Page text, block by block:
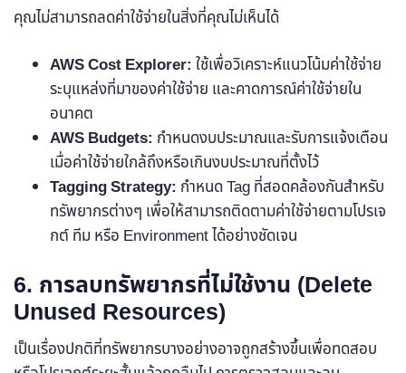
คุณไม่สามารถลดค่าใช้จ่ายในสิ่งที่คุณไม่เห็นได้
AWS Cost Explorer: ใช้เพื่อวิเคราะห์แนวโน้มค่าใช้จ่าย
ระบุแหล่งที่มาของค่าใช้จ่าย และคาดการณ์ค่าใช้จ่ายใน
อนาคต
AWS Budgets: กำหนดงบประมาณและรับการแจ้งเตือน
เมื่อค่าใช้จ่ายใกล้ถึงหรือเกินงบประมาณที่ตั้งไว้
Tagging Strategy: กำหนด Tag ที่สอดคล้องกันสำหรับ
ทรัพยากรต่างๆ เพื่อให้สามารถติดตามค่าใช้จ่ายตามโปรเจ
กต์ ทีม หรือ Environment ได้อย่างชัดเจน
6. การลบทรัพยากรที่ไม่ใช้งาน (Delete
Unused Resources)
เป็นเรื่องปกติที่ทรัพยากรบางอย่างอาจถูกสร้างขึ้นเพื่อทดสอบ